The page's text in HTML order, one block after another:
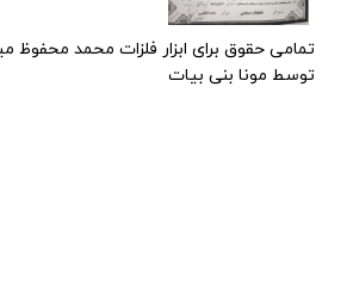
تمامی حقوق برای ابزار فلزات محمد محفوظ
توسط مونا بنی بیات